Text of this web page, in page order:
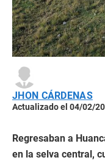
JHON CÁRDENAS
Actualizado el 04/02/
Regresaban a
en la selva central,